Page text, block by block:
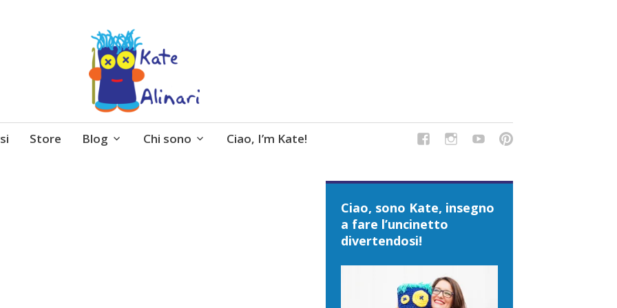
schemi gratuiti, amigurumi, I Balocchi del Tipo Strano, traduzioni e tanto divertimento!
Store Blog Chi sono Ciao, I’m Kate!
Ciao, sono Kate, insegno
a fare l’uncinetto
divertendosi!